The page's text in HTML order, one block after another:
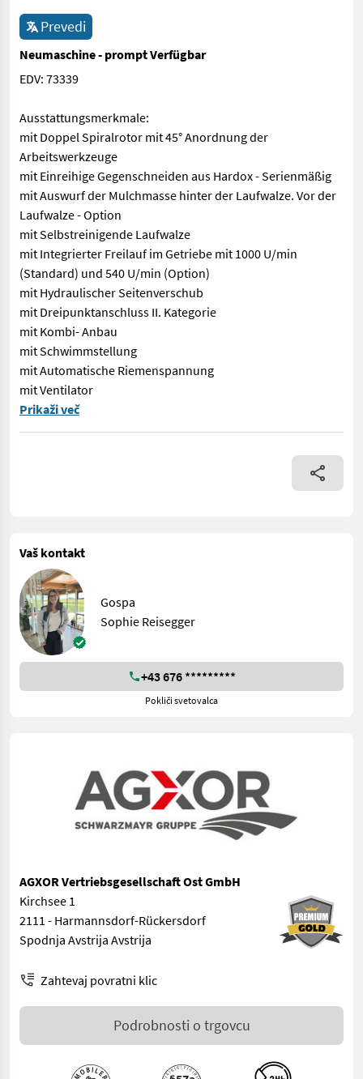
Prevedi
Neumaschine - prompt Verfügbar
EDV: 73339
Ausstattungsmerkmale:
mit Doppel Spiralrotor mit 45° Anordnung der
Arbeitswerkzeuge
mit Einreihige Gegenschneiden aus Hardox - Serienmäßig
mit Auswurf der Mulchmasse hinter der Laufwalze. Vor der
Laufwalze - Option
mit Selbstreinigende Laufwalze
mit Integrierter Freilauf im Getriebe mit 1000 U/min
(Standard) und 540 U/min (Option)
mit Hydraulischer Seitenverschub
mit Dreipunktanschluss II. Kategorie
mit Kombi- Anbau
mit Schwimmstellung
mit Automatische Riemenspannung
mit Ventilator
EDV: 73339 Ausstattungsmerkmale: mit Doppel Spiralrotor
Prikaži več
Vaš kontakt
Gospa
Sophie Reisegger
+43 676 *********
Pokliči svetovalca
AGXOR Vertriebsgesellschaft Ost GmbH
Kirchsee 1
2111 - Harmannsdorf-Rückersdorf
Spodnja Avstrija Avstrija
Zahtevaj povratni klic
Podrobnosti o trgovcu